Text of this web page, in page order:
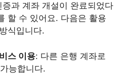
과 계좌 개설이 완료되었다
할 수 있어요. 다음은 활용
식입니다.
스 이용: 다른 은행 계좌로
능합니다.